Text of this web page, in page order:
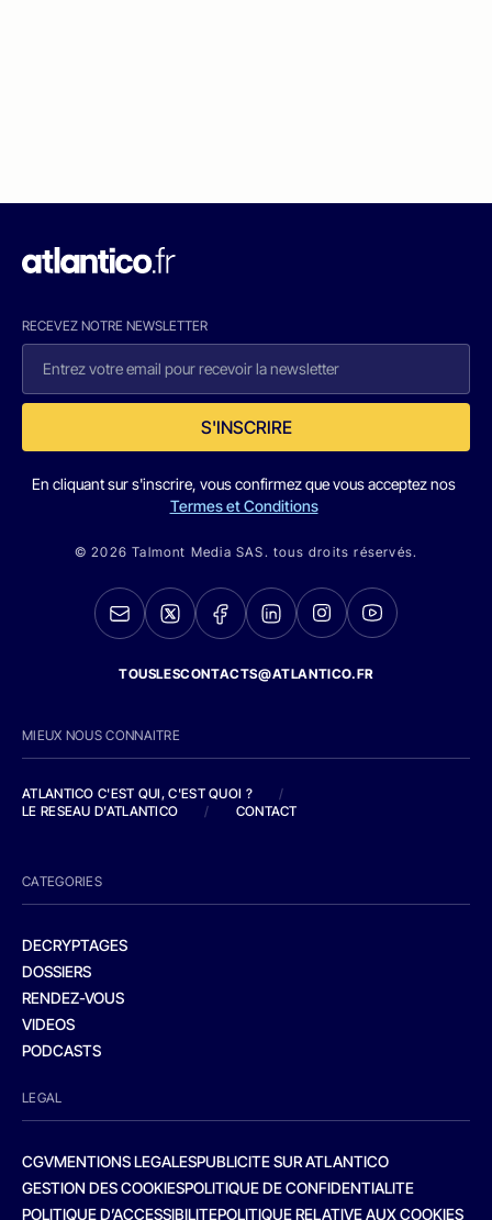
RECEVEZ NOTRE NEWSLETTER
S'INSCRIRE
En cliquant sur s'inscrire, vous confirmez que vous acceptez nos
Termes et Conditions
© 2026 Talmont Media SAS. tous droits réservés.
TOUSLESCONTACTS@ATLANTICO.FR
MIEUX NOUS CONNAITRE
ATLANTICO C'EST QUI, C'EST QUOI ?
/
LE RESEAU D'ATLANTICO
/ CONTACT
CATEGORIES
DECRYPTAGES
DOSSIERS
RENDEZ-VOUS
VIDEOS
PODCASTS
LEGAL
CGVMENTIONS LEGALESPUBLICITE SUR ATLANTICO
GESTION DES COOKIESPOLITIQUE DE CONFIDENTIALITE
POLITIQUE D’ACCESSIBILITEPOLITIQUE RELATIVE AUX COOKIES